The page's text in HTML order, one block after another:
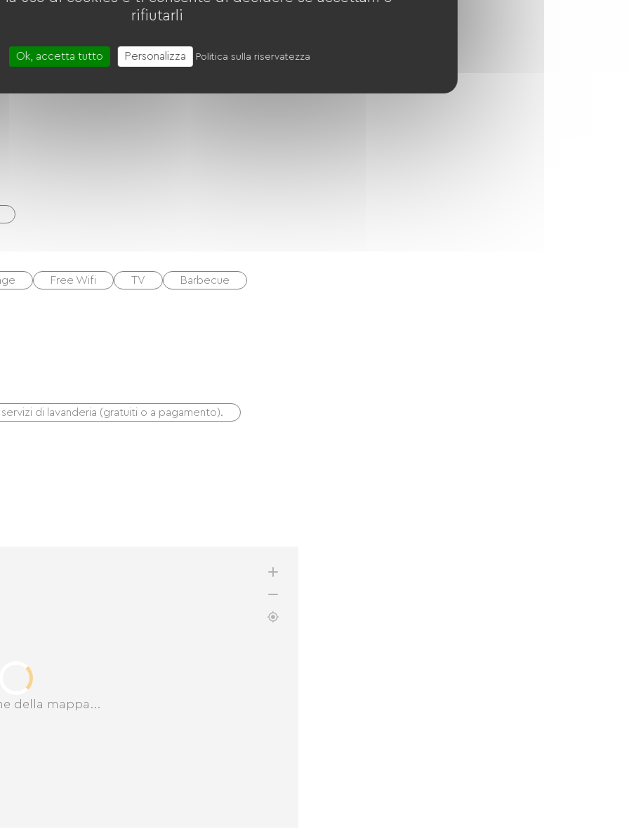
Free Wifi TV Barbecue
di lavanderia (gratuiti o a pagamento).
della mappa...
rifiutarli
Ok, accetta tutto Personalizza Politica sulla riservatezza